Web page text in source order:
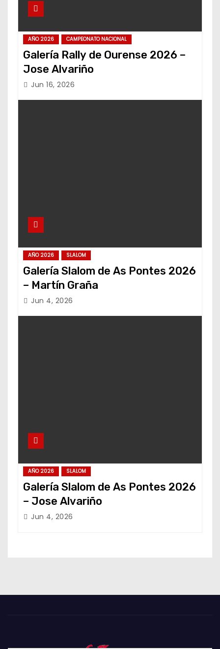
AÑO 2026 CAMPEONATO NACIONAL
Galería Rally de Ourense 2026 –
Jose Alvariño
Jun 16, 2026
AÑO 2026 SLALOM
Galería Slalom de As Pontes 2026
– Martín Graña
Jun 4, 2026
AÑO 2026 SLALOM
Galería Slalom de As Pontes 2026
– Jose Alvariño
Jun 4, 2026